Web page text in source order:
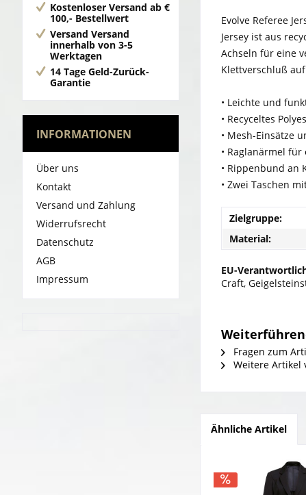
Kostenloser Versand ab €
100,- Bestellwert
Versand Versand
innerhalb von 3-5
Werktagen
14 Tage Geld-Zurück-
Garantie
INFORMATIONEN
Über uns
Kontakt
Versand und Zahlung
Widerrufsrecht
Datenschutz
AGB
Impressum
Evolve Referee
Jersey ist aus
Achseln für eine
Klettverschluß
• Leichte und
• Recyceltes
• Mesh-Einsätze
• Raglanärmel
• Rippenbund an
• Zwei Taschen
Zielgruppe:
Material:
EU-
Craft,
Fragen zum
Weitere Artikel
Ähnliche Artikel